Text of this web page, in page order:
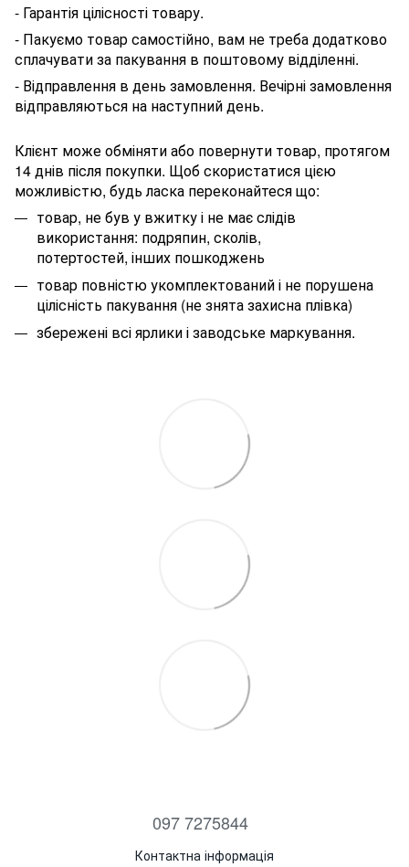
- Гарантія цілісності товару.
- Пакуємо товар самостійно, вам не треба додатково
сплачувати за пакування в поштовому відділенні.
- Відправлення в день замовлення. Вечірні замовлення
відправляються на наступний день.
Клієнт може обміняти або повернути товар, протягом
14 днів після покупки. Щоб скористатися цією
можливістю, будь ласка переконайтеся що:
товар, не був у вжитку і не має слідів
використання: подряпин, сколів,
потертостей, інших пошкоджень
товар повністю укомплектований і не порушена
цілісність пакування (не знята захисна плівка)
збережені всі ярлики і заводське маркування.
097 7275844
Контактна інформація